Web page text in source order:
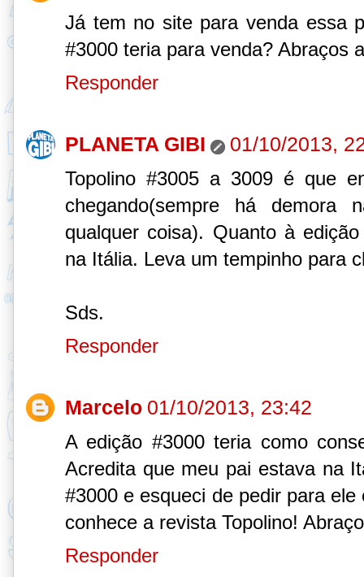
Já tem no site para venda essa
#3000 teria para venda? Abraços
Responder
PLANETA GIBI 01/10/2013,
Topolino #3005 a 3009 é que
chegando(sempre há demora
qualquer coisa). Quanto à
na Itália. Leva um tempinho para
Sds.
Responder
Marcelo 01/10/2013, 23:42
A edição #3000 teria como
Acredita que meu pai estava na
#3000 e esqueci de pedir para
conhece a revista Topolino!
Responder